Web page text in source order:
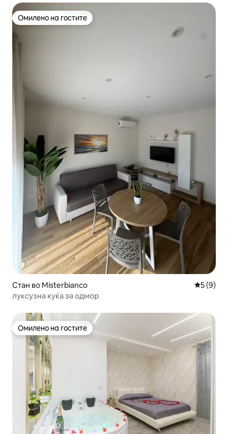
Омилено на гостите
Омилено на гостите
Стан во Misterbianco
5 (9)
луксузна куќа за одмор
Омилено на гостите
Омилено на гостите